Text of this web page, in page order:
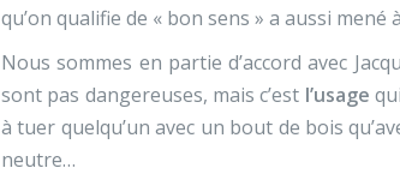
qu’on qualifie de « bon sens » a aussi
Nous sommes en partie d’accord avec
sont pas dangereuses, mais c’est l’usage
à tuer quelqu’un avec un bout de bois
neutre…